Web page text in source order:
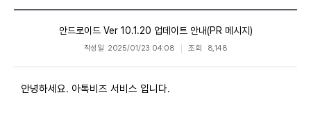
안드로이드 Ver 10.1.20 업데이트 안내(PR 메시지)
작성일 2025/01/23 04:08 조회 8,148
안녕하세요. 아톡비즈 서비스 입니다.